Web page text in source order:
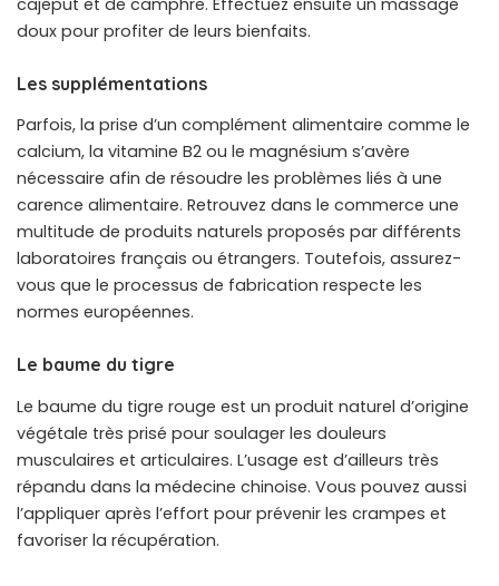
doux pour profiter de leurs bienfaits.
Les supplémentations
Parfois, la prise d’un complément alimentaire comme le
calcium, la vitamine B2 ou le magnésium s’avère
nécessaire afin de résoudre les problèmes liés à une
carence alimentaire. Retrouvez dans le commerce une
multitude de produits naturels proposés par différents
laboratoires français ou étrangers. Toutefois, assurez-
vous que le processus de fabrication respecte les
normes européennes.
Le baume du tigre
Le baume du tigre rouge est un produit naturel d’origine
végétale très prisé pour soulager les douleurs
musculaires et articulaires. L’usage est d’ailleurs très
répandu dans la médecine chinoise. Vous pouvez aussi
l’appliquer après l’effort pour prévenir les crampes et
favoriser la récupération.